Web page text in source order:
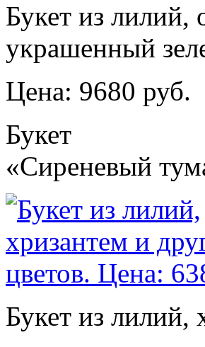
Букет из лилий,
украшенный
Цена: 9680 руб.
Букет
«Сиреневый
Букет из лилий,